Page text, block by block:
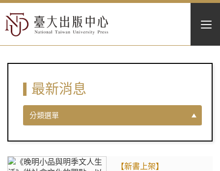
最新消息
分類選單
【新書上架】